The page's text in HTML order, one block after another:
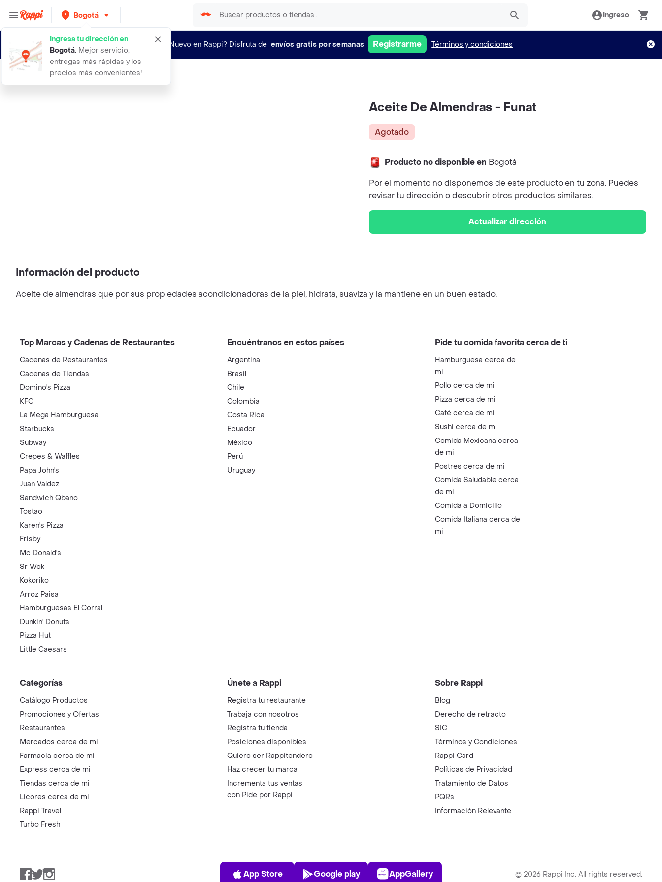
Bogotá
Ingresa tu dirección en
Bogotá. Mejor servicio,
entregas más rápidas y los
precios más convenientes!
Ingreso
¿Nuevo en Rappi? Disfruta de envíos gratis por semanas Registrarme Términos y condiciones
aceite de almendras funat
Aceite De Almendras - Funat
Agotado
Producto no disponible en Bogotá
Por el momento no disponemos de este producto en tu zona. Puedes
revisar tu dirección o descubrir otros productos similares.
Actualizar dirección
Información del producto
Aceite de almendras que por sus propiedades acondicionadoras de la piel, hidrata, suaviza y la mantiene en un buen estado.
Top Marcas y Cadenas de Restaurantes
Cadenas de Restaurantes
Cadenas de Tiendas
Domino's Pizza
KFC
La Mega Hamburguesa
Starbucks
Subway
Crepes & Waffles
Papa John's
Juan Valdez
Sandwich Qbano
Tostao
Karen's Pizza
Frisby
Mc Donald's
Sr Wok
Kokoriko
Arroz Paisa
Hamburguesas El Corral
Dunkin' Donuts
Pizza Hut
Little Caesars
Encuéntranos en estos países
Argentina
Brasil
Chile
Colombia
Costa Rica
Ecuador
México
Perú
Uruguay
Pide tu comida favorita cerca de ti
Hamburguesa cerca de
mi
Pollo cerca de mi
Pizza cerca de mi
Café cerca de mi
Sushi cerca de mi
Comida Mexicana cerca
de mi
Postres cerca de mi
Comida Saludable cerca
de mi
Comida a Domicilio
Comida Italiana cerca de
mi
Categorías
Catálogo Productos
Promociones y Ofertas
Restaurantes
Mercados cerca de mi
Farmacia cerca de mi
Express cerca de mi
Tiendas cerca de mi
Licores cerca de mi
Rappi Travel
Turbo Fresh
Únete a Rappi
Registra tu restaurante
Trabaja con nosotros
Registra tu tienda
Posiciones disponibles
Quiero ser Rappitendero
Haz crecer tu marca
Incrementa tus ventas
con Pide por Rappi
Sobre Rappi
Blog
Derecho de retracto
SIC
Términos y Condiciones
Rappi Card
Políticas de Privacidad
Tratamiento de Datos
PQRs
Información Relevante
Facebook
TwitterInstagram
App Store
App Store
Play Store
Google play
AppGallery
AppGallery © 2026 Rappi Inc. All rights reserved.